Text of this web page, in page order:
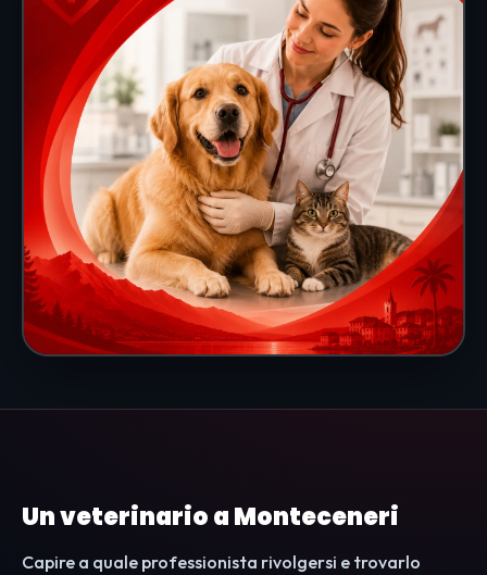
Un veterinario a Monteceneri
Capire a quale professionista rivolgersi e trovarlo